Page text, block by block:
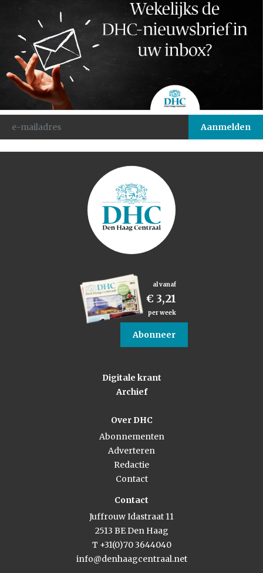
al vanaf
€ 3,21
per week
Abonneer
Digitale krant
Archief
Over DHC
Abonnementen
Adverteren
Redactie
Contact
Contact
Juffrouw Idastraat 11
2513 BE Den Haag
T +31(0)70 3644040
info@denhaagcentraal.net